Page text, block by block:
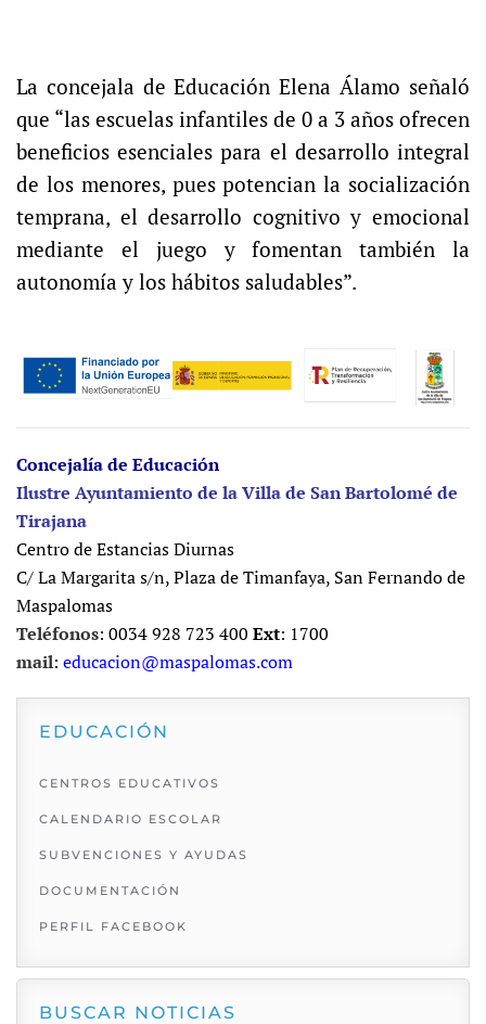
La concejala de Educación Elena Álamo señaló
que “las escuelas infantiles de 0 a 3 años ofrecen
beneficios esenciales para el desarrollo integral
de los menores, pues potencian la socialización
temprana, el desarrollo cognitivo y emocional
mediante el juego y fomentan también la
autonomía y los hábitos saludables”.
Concejalía de Educación
Ilustre Ayuntamiento de la Villa de San Bartolomé de
Tirajana
Centro de Estancias Diurnas
C/ La Margarita s/n, Plaza de Timanfaya, San Fernando de
Maspalomas
Teléfonos: 0034 928 723 400 Ext: 1700
mail: educacion@maspalomas.com
EDUCACIÓN
CENTROS EDUCATIVOS
CALENDARIO ESCOLAR
SUBVENCIONES Y AYUDAS
DOCUMENTACIÓN
PERFIL FACEBOOK
BUSCAR NOTICIAS